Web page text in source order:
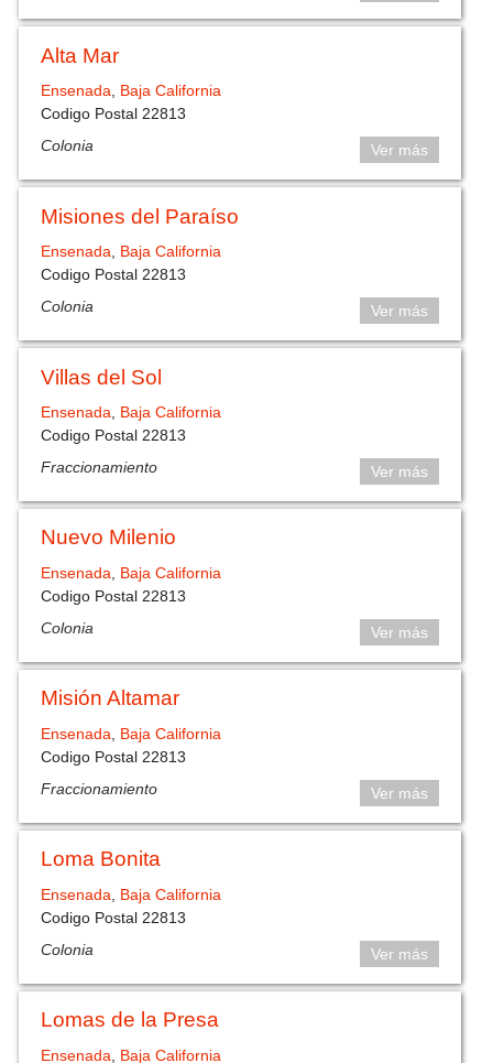
Alta Mar
Ensenada
Baja California
Codigo Postal 22813
Colonia
Ver más
Misiones del Paraíso
Ensenada
Baja California
Codigo Postal 22813
Colonia
Ver más
Villas del Sol
Ensenada
Baja California
Codigo Postal 22813
Fraccionamiento
Ver más
Nuevo Milenio
Ensenada
Baja California
Codigo Postal 22813
Colonia
Ver más
Misión Altamar
Ensenada
Baja California
Codigo Postal 22813
Fraccionamiento
Ver más
Loma Bonita
Ensenada
Baja California
Codigo Postal 22813
Colonia
Ver más
Lomas de la Presa
Ensenada Baja California